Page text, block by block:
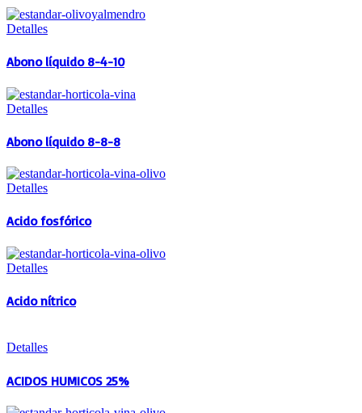
Detalles
Abono líquido 8-4-10
Detalles
Abono líquido 8-8-8
Detalles
Acido fosfórico
Detalles
Acido nítrico
Detalles
ACIDOS HUMICOS 25%